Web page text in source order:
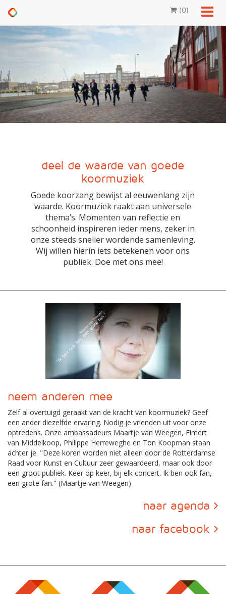
Toon
menu
(0)
deel de waarde van goede
koormuziek
Goede koorzang bewijst al eeuwenlang zijn
waarde. Koormuziek raakt aan universele
thema’s. Momenten van reflectie en
schoonheid inspireren ieder mens, zeker in
onze steeds sneller wordende samenleving.
Wij willen hierin iets betekenen voor ons
publiek. Doe met ons mee!
neem anderen mee
Zelf al overtuigd geraakt van de kracht van koormuziek? Geef
een ander diezelfde ervaring. Nodig je vrienden uit voor onze
optredens. Onze ambassadeurs Maartje van Weegen, Eimert
van Middelkoop, Philippe Herreweghe en Ton Koopman staan
achter je. "Deze koren worden niet alleen door de Rotterdamse
Raad voor Kunst en Cultuur zeer gewaardeerd, maar ook door
een groot publiek. Keer op keer, bij elk concert. Ik ben ook fan,
een grote fan." (Maartje van Weegen)
naar agenda
naar facebook